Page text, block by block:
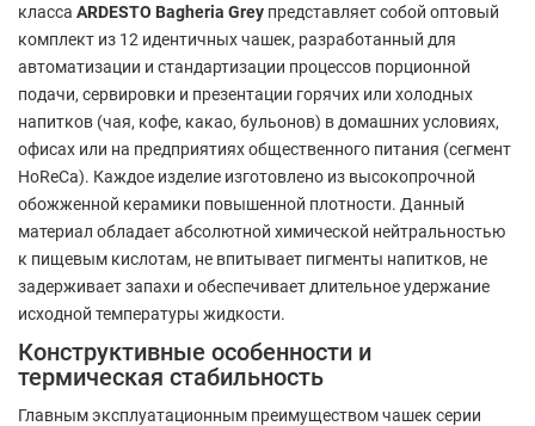
класса ARDESTO Bagheria Grey представляет собой оптовый
комплект из 12 идентичных чашек, разработанный для
автоматизации и стандартизации процессов порционной
подачи, сервировки и презентации горячих или холодных
напитков (чая, кофе, какао, бульонов) в домашних условиях,
офисах или на предприятиях общественного питания (сегмент
HoReCa). Каждое изделие изготовлено из высокопрочной
обожженной керамики повышенной плотности. Данный
материал обладает абсолютной химической нейтральностью
к пищевым кислотам, не впитывает пигменты напитков, не
задерживает запахи и обеспечивает длительное удержание
исходной температуры жидкости.
Конструктивные особенности и
термическая стабильность
Главным эксплуатационным преимуществом чашек серии